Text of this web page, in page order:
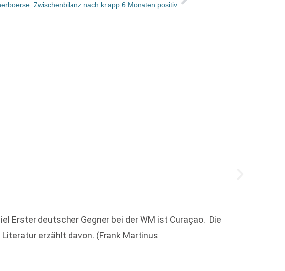
Zwischenbilanz nach knapp 6 Monaten positiv
Erster deutscher Gegner bei der WM ist Curaçao. Die
erzählt davon. (Frank Martinus